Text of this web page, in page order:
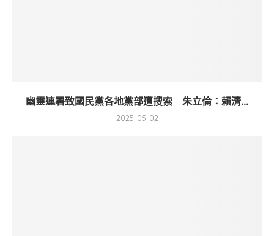
幽靈連署致國民黨各地黨部遭搜索 朱立倫：賴清...
2025-05-02